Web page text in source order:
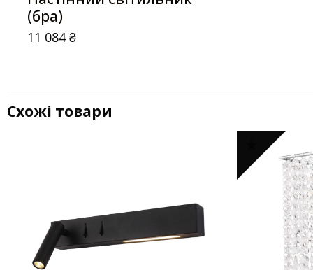
(бра)
11 084₴
Схожі товари